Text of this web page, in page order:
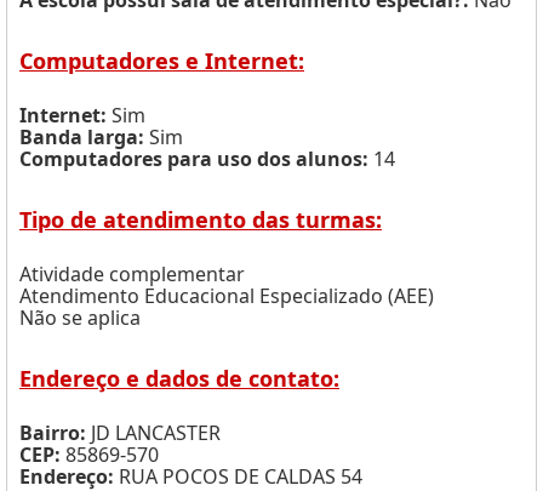
Computadores e Internet:
Internet: Sim
Banda larga: Sim
Computadores para uso dos alunos: 14
Tipo de atendimento das turmas:
Atividade complementar
Atendimento Educacional Especializado (AEE)
Não se aplica
Endereço e dados de contato:
Bairro: JD LANCASTER
CEP: 85869-570
Endereço: RUA POCOS DE CALDAS 54